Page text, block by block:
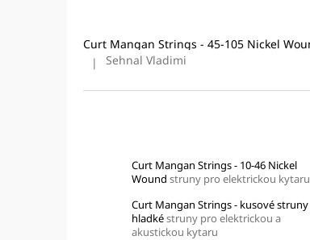
Hodnocení produktu je 5 z 5 hvězdiček.
| Sehnal Vladimi
Curt Mangan Strings - 10-46 Nickel
Wound struny pro elektrickou kytaru
Curt Mangan Strings - kusové struny
hladkéstruny pro elektrickou a
akustickou kytaru